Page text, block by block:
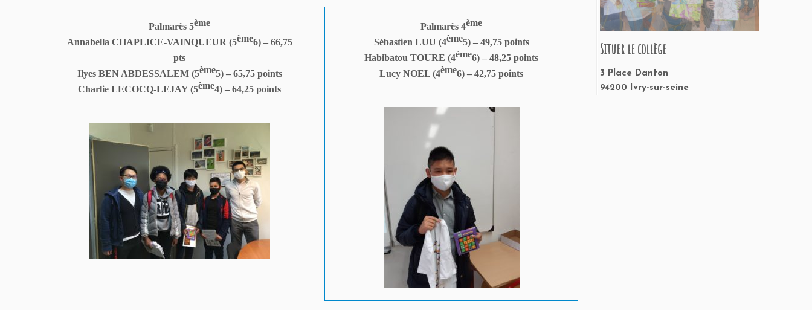
Palmarès 5ème
Annabella CHAPLICE-VAINQUEUR (5ème6) – 66,75
pts
Ilyes BEN ABDESSALEM (5ème5) – 65,75 points
Charlie LECOCQ-LEJAY (5ème4) – 64,25 points
Palmarès 4ème
Sébastien LUU (4ème5) – 49,75 points
Habibatou TOURE (4ème6) – 48,25 points
Lucy NOEL (4ème6) – 42,75 points
Situer le collège
3 Place Danton
94200 Ivry-sur-seine